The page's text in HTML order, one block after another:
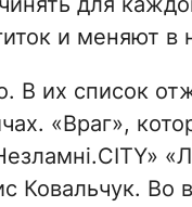
и меняют в
В их список
«Враг»,
Ковальчук.